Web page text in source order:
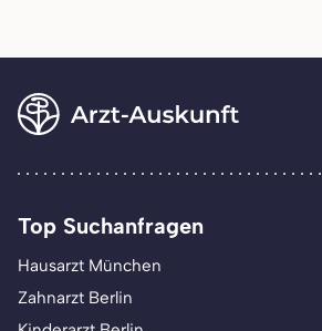
Top Suchanfragen
Hausarzt München
Zahnarzt Berlin